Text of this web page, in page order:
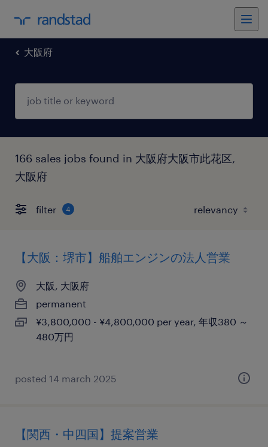
大阪府
166 sales jobs found in 大阪府大阪市此花区,
大阪府
filter 4
【大阪：堺市】船舶エンジンの法人営業
大阪, 大阪府
permanent
¥3,800,000 - ¥4,800,000 per year, 年収380 ～
480万円
posted 14 march 2025
【関西・中四国】提案営業